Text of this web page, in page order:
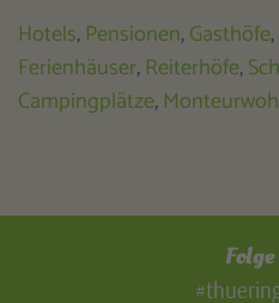
Hotels, Pensionen,Gasthöfe,
Ferienhäuser, Reiterhöfe,
Campingplätze,